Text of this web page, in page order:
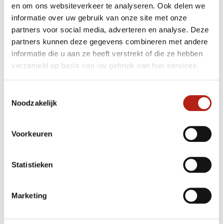
en om ons websiteverkeer te analyseren. Ook delen we
informatie over uw gebruik van onze site met onze
partners voor social media, adverteren en analyse. Deze
partners kunnen deze gegevens combineren met andere
informatie die u aan ze heeft verstrekt of die ze hebben
verzameld op basis van uw gebruik van hun services.
Noodzakelijk
Voorkeuren
Statistieken
Marketing
Waarom is een wapentas belangrijk?
Een wapentas is belangrijk om je wapens te
beschermen en te vervoeren. Wanneer je een wapen
hebt, is het essentieel om het op de juiste manier op te
bergen en te beschermen om schade te voorkomen en
letsel bij het dragen van een wapen.
elk ontworpen voor een specifiek type wapen.